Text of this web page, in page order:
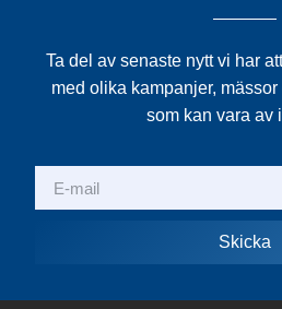
Ta del av senaste nytt vi har
med olika kampanjer,
som kan vara av
Skicka